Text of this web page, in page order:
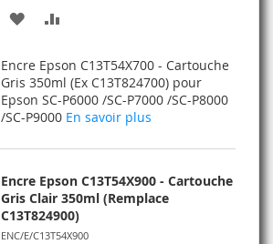
AJOUTER
MA
LISTE
D’ENVIE
COMPARATEUR
Encre Epson C13T54X700 - Cartouche
Gris 350ml (Ex C13T824700) pour
Epson SC-P6000 /SC-P7000 /SC-P8000
/SC-P9000 En savoir plus
Encre Epson C13T54X900 - Cartouche
Gris Clair 350ml (Remplace
C13T824900)
ENC/E/C13T54X900